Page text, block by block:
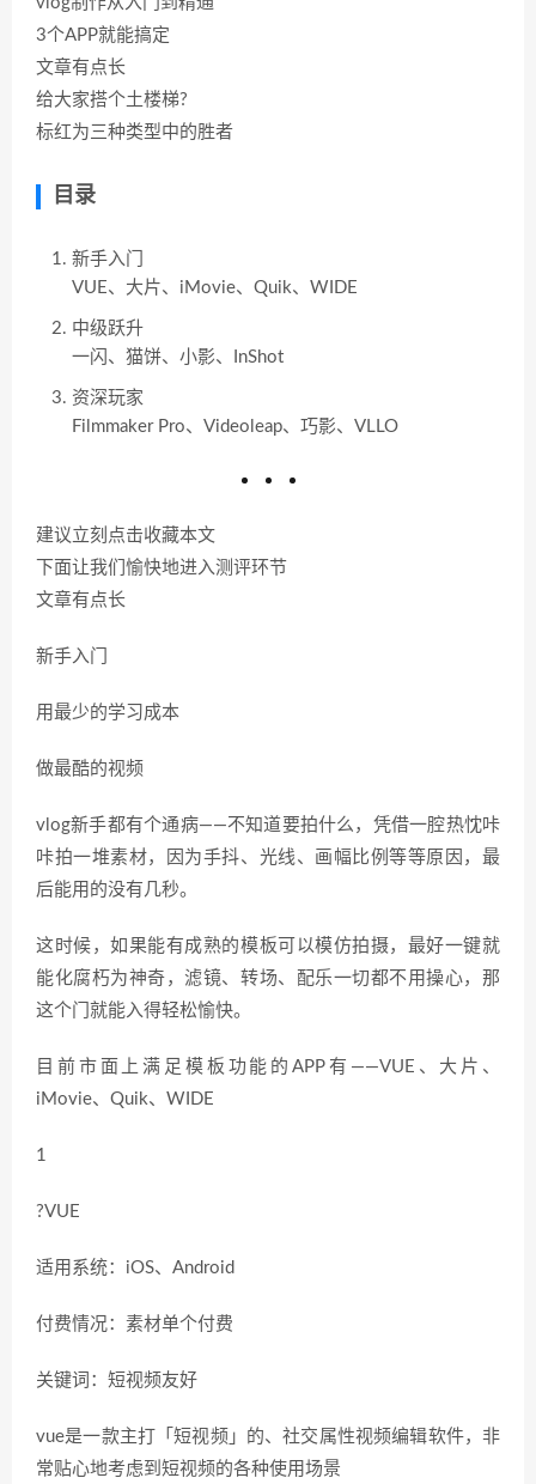
3个APP就能搞定
文章有点长
给大家搭个土楼梯?
标红为三种类型中的胜者
目录
新手入门
VUE、大片、iMovie、Quik、WIDE
中级跃升
一闪、猫饼、小影、InShot
资深玩家
Filmmaker Pro、Videoleap、巧影、VLLO
建议立刻点击收藏本文
下面让我们愉快地进入测评环节
文章有点长
新手入门
用最少的学习成本
做最酷的视频
vlog新手都有个通病——不知道要拍什么，凭借一腔热忱咔
咔拍一堆素材，因为手抖、光线、画幅比例等等原因，最
后能用的没有几秒。
这时候，如果能有成熟的模板可以模仿拍摄，最好一键就
能化腐朽为神奇，滤镜、转场、配乐一切都不用操心，那
这个门就能入得轻松愉快。
目前市面上满足模板功能的APP有——VUE、大片、
iMovie、Quik、WIDE
1
?VUE
适用系统：iOS、Android
付费情况：素材单个付费
关键词：短视频友好
vue是一款主打「短视频」的、社交属性视频编辑软件，非
常贴心地考虑到短视频的各种使用场景